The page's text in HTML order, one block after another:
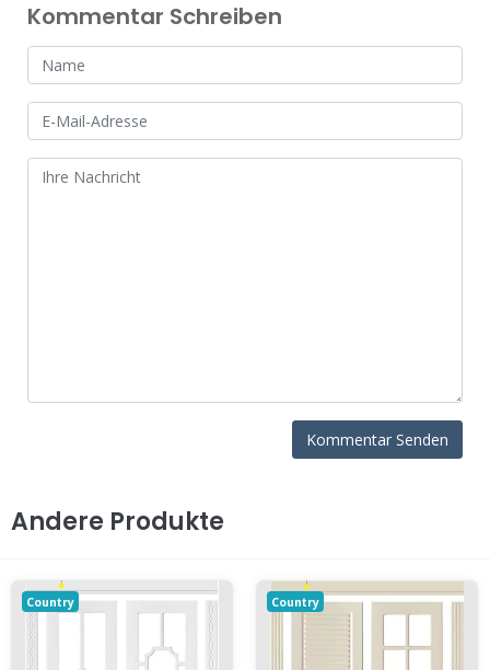
Kommentar Schreiben
Andere Produkte
Country Country